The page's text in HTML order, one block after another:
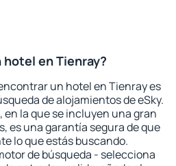
en Tienray?
un hotel en Tienray es
de alojamientos de eSky.
en la que se incluyen una gran
es una garantía segura de que
lo que estás buscando.
de búsqueda - selecciona